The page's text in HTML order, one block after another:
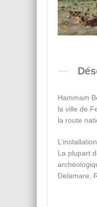
Hammam
la ville de
la route
La plupart
Delamare,